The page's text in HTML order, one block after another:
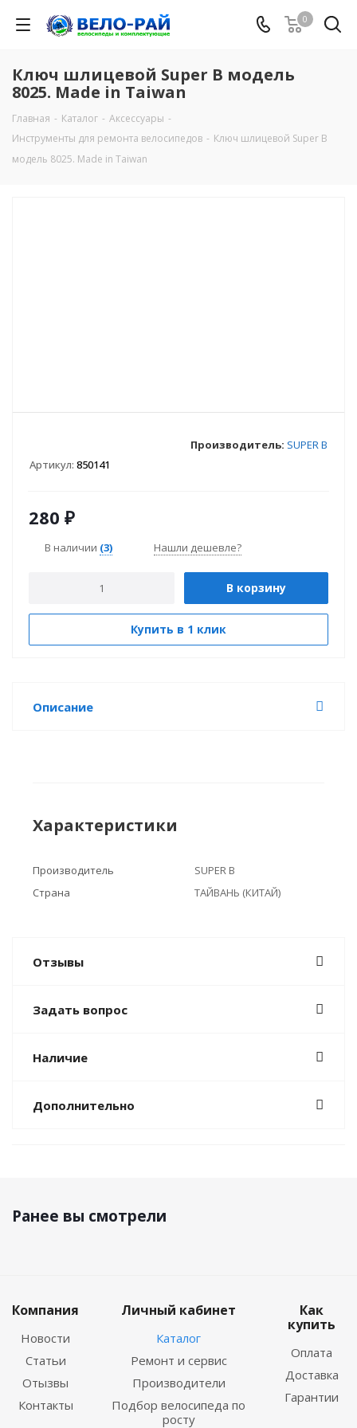
0
Ключ шлицевой Super B модель
8025. Made in Taiwan
Главная - Каталог - Аксессуары -
Инструменты для ремонта велосипедов - Ключ шлицевой Super B
модель 8025. Made in Taiwan
Артикул: 850141
Производитель: SUPER B
280 ₽
В наличии (3) Нашли дешевле?
В корзину
Купить в 1 клик
Описание
Характеристики
Производитель
SUPER B
Страна
ТАЙВАНЬ (КИТАЙ)
Отзывы
Задать вопрос
Наличие
Дополнительно
Ранее вы смотрели
Компания
Новости
Статьи
Отызвы
Контакты
Личный кабинет
Каталог
Ремонт и сервис
Производители
Подбор велосипеда по
росту
Как
купить
Оплата
Доставка
Гарантии